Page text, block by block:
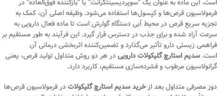
است. این ماده به عنوان یک “سوپردیسینتگرانت” یا “بازکننده فوق‌العاده” در
فرمولاسیون قرص‌ها و کپسول‌ها استفاده می‌شود. وظیفه اصلی آن، کمک به
تجزیه سریع قرص در محیط آبی دستگاه گوارش است تا ماده فعال دارویی به
سرعت آزاد شده و برای جذب در دسترس قرار گیرد. این فرآیند به طور مستقیم بر
فراهمی زیستی دارو تأثیر می‌گذارد و تضمین‌کننده اثربخشی درمانی آن
است. سدیم استارچ گلیکولات داروییدر هر دو روش متداول تولید قرص، یعنی
گرانولاسیون مرطوب و فشرده‌سازی مستقیم، کاربرد دارد.
دوز مصرفی متداول بعد ازخرید سدیم استارچ گلیکولاتدر فرمولاسیون قرص‌ها